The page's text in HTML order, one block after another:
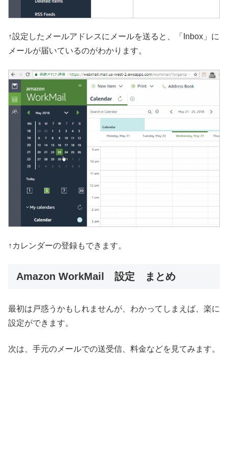
↑設定したメールアドレスにメールを送ると、「Inbox」に
メールが届いているのがわかります。
↑カレンダーの登録もできます。
Amazon WorkMail 設定 まとめ
最初は戸惑うかもしれませんが、わかってしまえば、楽に
設定ができます。
次は、手元のメールでの送受信、料金などを見てみます。